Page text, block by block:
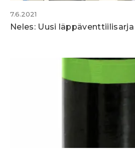
7.6.2021
Neles: Uusi läppäventtiilisarja